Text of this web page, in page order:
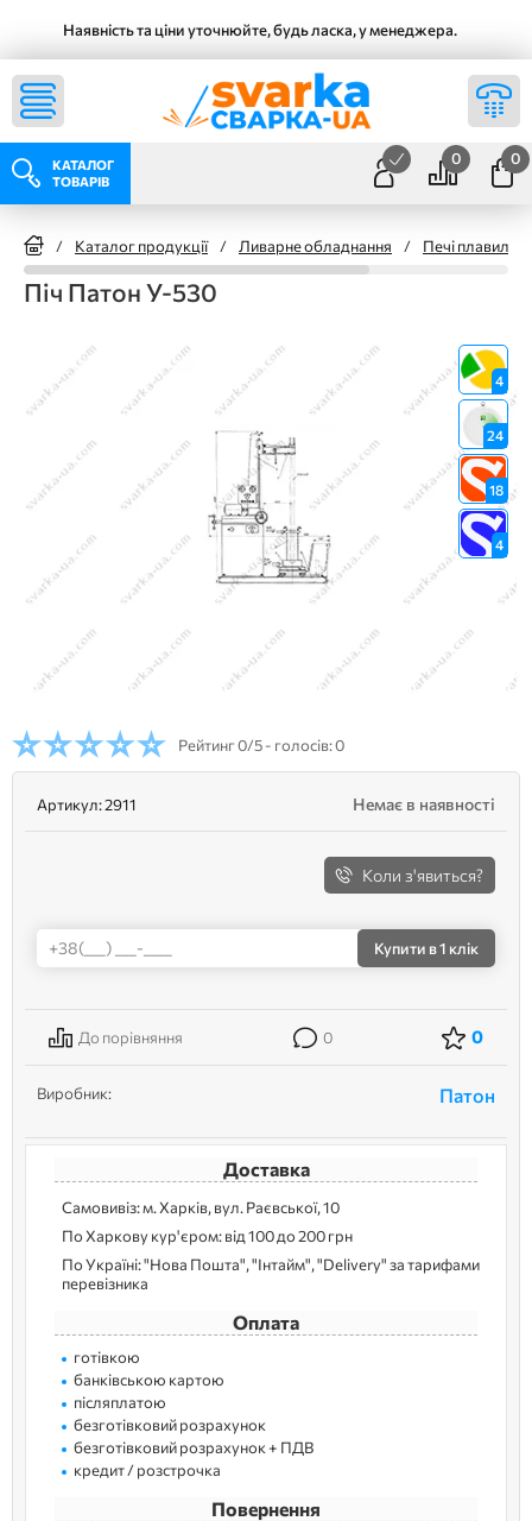
Наявність та ціни уточнюйте, будь ласка, у менеджера.
КАТАЛОГ
ТОВАРІВ
0 0
/ Каталог продукції / Ливарне обладнання / Печі плавильні
Піч Патон У-530
4
24
18
4
Рейтинг0/5 - голосів: 0
Артикул:2911 Немає в наявності
Коли з'явиться?
Купити в 1 клік
До порівняння 0 0
Виробник: Патон
Доставка
Самовивіз: м. Харків, вул. Раєвської, 10
По Харкову кур'єром: від 100 до 200 грн
По Україні: "Нова Пошта", "Інтайм", "Delivery" за тарифами
перевізника
Оплата
готівкою
банківською картою
післяплатою
безготівковий розрахунок
безготівковий розрахунок + ПДВ
кредит / розстрочка
Повернення